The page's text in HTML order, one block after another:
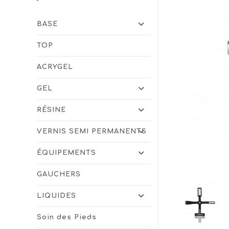
BASE
TOP
ACRYGEL
GEL
RÉSINE
VERNIS SEMI PERMANENTS
ÉQUIPEMENTS
GAUCHERS
LIQUIDES
Soin des Pieds